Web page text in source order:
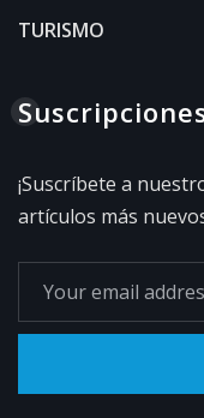
TURISMO
¡Suscríbete a
artículos más